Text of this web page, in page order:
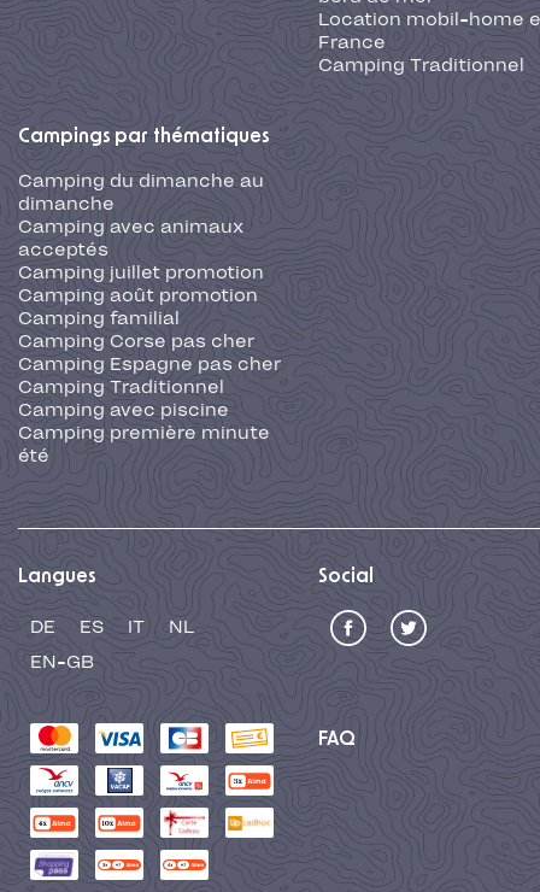
Location mobil-home
France
Camping Traditionnel
Campings par thématiques
Camping du dimanche au
dimanche
Camping avec animaux
acceptés
Camping juillet promotion
Camping août promotion
Camping familial
Camping Corse pas cher
Camping Espagne pas cher
Camping Traditionnel
Camping avec piscine
Camping première minute
été
Langues
DE ES IT
NL
EN-GB
Social
FAQ